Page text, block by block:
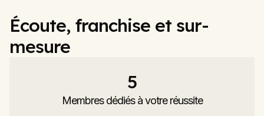
Écoute, franchise et sur-
mesure
Membres dédiés à votre réussite
5